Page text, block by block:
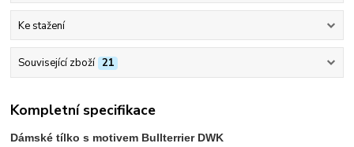
Ke stažení
Související zboží 21
Kompletní specifikace
Dámské tílko s motivem Bullterrier DWK